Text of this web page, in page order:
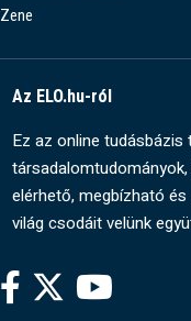
Zene
Az ELO.hu-ról
Ez az online
elérhető, megbízható
világ csodáit velünk